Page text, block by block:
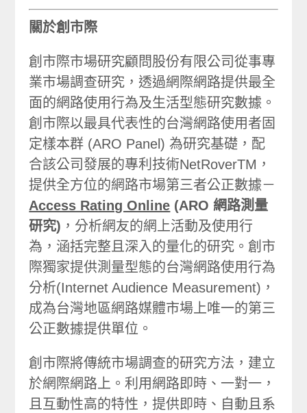
關於創市際
創市際市場研究顧問股份有限公司從事專
業市場調查研究，透過網際網路提供最全
面的網路使用行為及生活型態研究數據。
創市際以最具代表性的台灣網路使用者固
定樣本群 (ARO Panel) 為研究基礎，配
合該公司發展的專利技術NetRoverTM，
提供全方位的網路市場第三者公正數據－
Access Rating Online (ARO 網路測量
研究) ，分析網友的網上活動及使用行
為，涵括完整且深入的量化的研究。創市
際獨家提供測量型態的台灣網路使用行為
分析(Internet Audience Measurement)，
成為台灣地區網路媒體市場上唯一的第三
公正數據提供單位。
創市際將傳統市場調查的研究方法，建立
於網際網路上。利用網路即時、一對一，
且互動性高的特性，提供即時、自動且系